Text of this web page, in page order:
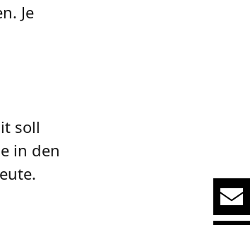
Je
soll
in den